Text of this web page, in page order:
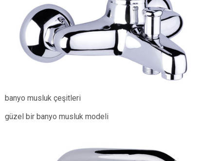
banyo musluk çeşitleri
güzel bir banyo musluk modeli